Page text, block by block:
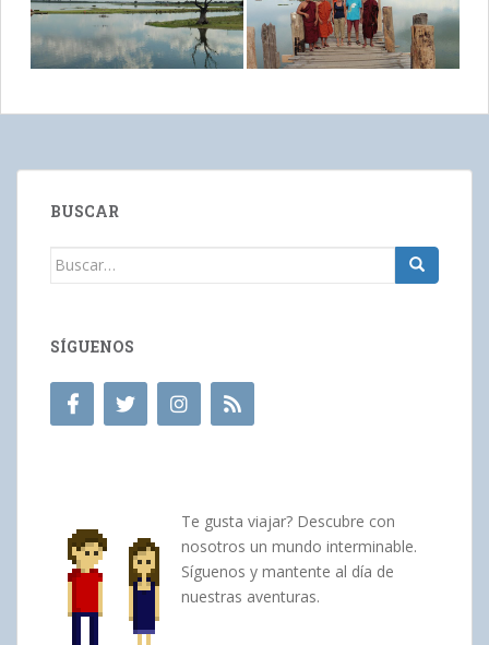
BUSCAR
Buscar:
SÍGUENOS
Te gusta viajar? Descubre con
nosotros un mundo interminable.
Síguenos y mantente al día de
nuestras aventuras.